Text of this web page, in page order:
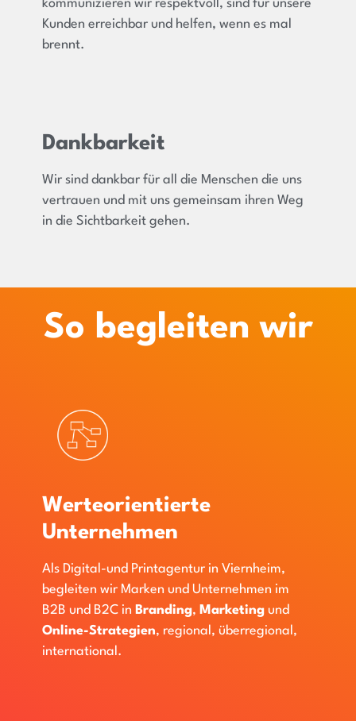
kommunizieren wir respektvoll, sind für unsere
Kunden erreichbar und helfen, wenn es mal
brennt.
Dankbarkeit
Wir sind dankbar für all die Menschen die uns
vertrauen und mit uns gemeinsam ihren Weg
in die Sichtbarkeit gehen.
So begleiten wir
Werteorientierte
Unternehmen
Als Digital-und Printagentur in Viernheim,
begleiten wir Marken und Unternehmen im
B2B und B2C in Branding, Marketingund
Online-Strategien, regional, überregional,
international.